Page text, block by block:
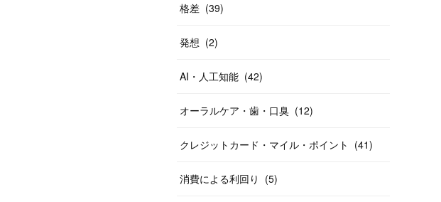
格差 (39)
発想 (2)
AI・人工知能 (42)
オーラルケア・歯・口臭 (12)
クレジットカード・マイル・ポイント (41)
消費による利回り (5)